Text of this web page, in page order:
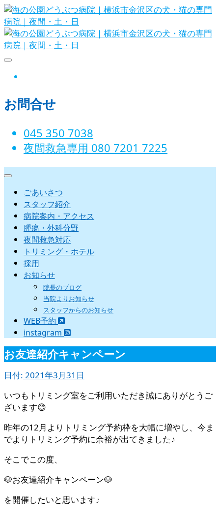
Skip
to
content
日
お問合せ
045 350 7038‬
夜間救急専用 080 7201 7225‬
ごあいさつ
スタッフ紹介
病院案内・アクセス
腫瘍・外科分野
夜間救急対応
トリミング・ホテル
採用
お知らせ
院長のブログ
当院よりお知らせ
スタッフからのお知らせ
WEB予約
instagram
お友達紹介キャンペーン
日付: 2021年3月31日
いつもトリミング室をご利用いただき誠にありがとうご
ざいます😊
昨年の12月よりトリミング予約枠を大幅に増やし、今ま
でよりトリミング予約に余裕が出てきました♪
そこでこの度、
🐶お友達紹介キャンペーン🐶
を開催したいと思います♪